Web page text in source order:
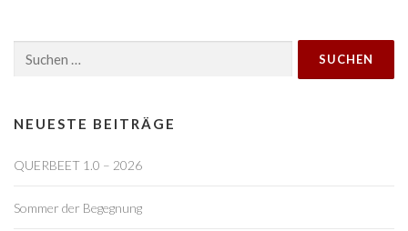
Suchen
NEUESTE BEITRÄGE
QUERBEET 1.0 – 2026
Sommer der Begegnung